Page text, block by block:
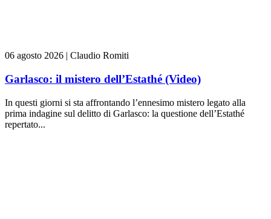
06 agosto 2026 | Claudio Romiti
Garlasco: il mistero dell’Estathé (Video)
In questi giorni si sta affrontando l’ennesimo mistero legato alla
prima indagine sul delitto di Garlasco: la questione dell’Estathé
repertato...